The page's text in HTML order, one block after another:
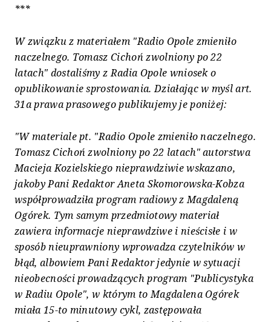
***
W związku z materiałem "Radio Opole zmieniło
naczelnego. Tomasz Cichoń zwolniony po 22
latach" dostaliśmy z Radia Opole wniosek o
opublikowanie sprostowania. Działając w myśl art.
31a prawa prasowego publikujemy je poniżej:
"W materiale pt. "Radio Opole zmieniło naczelnego.
Tomasz Cichoń zwolniony po 22 latach" autorstwa
Macieja Kozielskiego nieprawdziwie wskazano,
jakoby Pani Redaktor Aneta Skomorowska-Kobza
współprowadziła program radiowy z Magdaleną
Ogórek. Tym samym przedmiotowy materiał
zawiera informacje nieprawdziwe i nieścisłe i w
sposób nieuprawniony wprowadza czytelników w
błąd, albowiem Pani Redaktor jedynie w sytuacji
nieobecności prowadzących program "Publicystyka
w Radiu Opole", w którym to Magdalena Ogórek
miała 15-to minutowy cykl, zastępowała